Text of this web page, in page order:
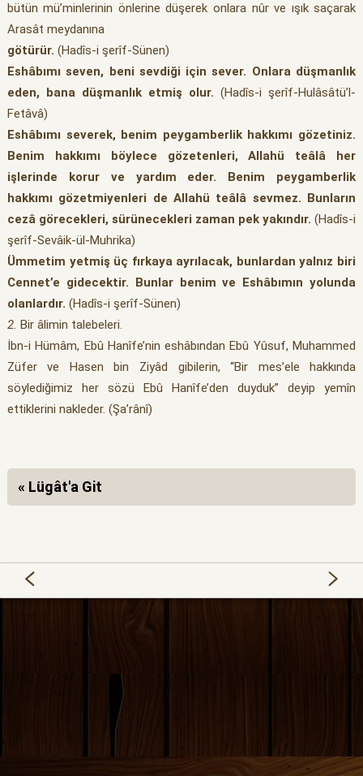
bütün mü’minlerinin önlerine düşerek onlara nûr ve ışık saçarak
Arasât meydanına
götürür. (Hadîs-i şerîf-Sünen)
Eshâbımı seven, beni sevdiği için sever. Onlara düşmanlık
eden, bana düşmanlık etmiş olur. (Hadîs-i şerîf-Hulâsâtü’l-
Fetâvâ)
Eshâbımı severek, benim peygamberlik hakkımı gözetiniz.
Benim hakkımı böylece gözetenleri, Allahü teâlâ her
işlerinde korur ve yardım eder. Benim peygamberlik
hakkımı gözetmiyenleri de Allahü teâlâ sevmez. Bunların
cezâ görecekleri, sürünecekleri zaman pek yakındır. (Hadîs-i
şerîf-Sevâik-ül-Muhrika)
Ümmetim yetmiş üç fırkaya ayrılacak, bunlardan yalnız biri
Cennet’e gidecektir.
Bunlar benim ve Eshâbımın yolunda
olanlardır. (Hadîs-i şerîf-Sünen)
2. Bir âlimin talebeleri.
İbn-i Hümâm, Ebû Hanîfe’nin eshâbından Ebû Yûsuf, Muhammed
Züfer ve Hasen bin Ziyâd gibilerin, “Bir mes’ele hakkında
söylediğimiz her sözü Ebû Hanîfe’den duyduk” deyip yemîn
ettiklerini nakleder. (Şa’rânî)
« Lügât'a Git